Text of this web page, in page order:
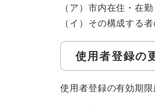
（ア）市内在住・在
（イ）その構成する
使用者登録の
使用者登録の有効期